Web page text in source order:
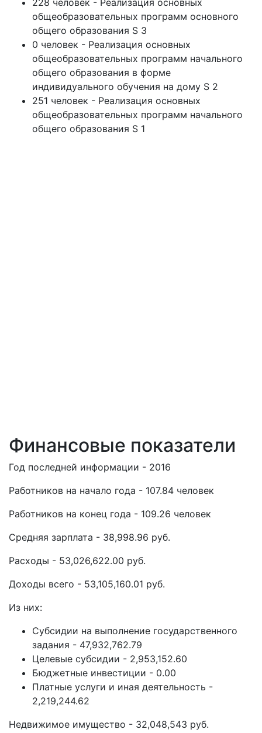
228 человек - Реализация основных
общеобразовательных программ основного
общего образования S 3
0 человек - Реализация основных
общеобразовательных программ начального
общего образования в форме
индивидуального обучения на дому S 2
251 человек - Реализация основных
общеобразовательных программ начального
общего образования S 1
Финансовые показатели
Год последней информации - 2016
Работников на начало года - 107.84 человек
Работников на конец года - 109.26 человек
Средняя зарплата - 38,998.96 руб.
Расходы - 53,026,622.00 руб.
Доходы всего - 53,105,160.01 руб.
Из них:
Субсидии на выполнение государственного
задания - 47,932,762.79
Целевые субсидии - 2,953,152.60
Бюджетные инвестиции - 0.00
Платные услуги и иная деятельность -
2,219,244.62
Недвижимое имущество - 32,048,543 руб.